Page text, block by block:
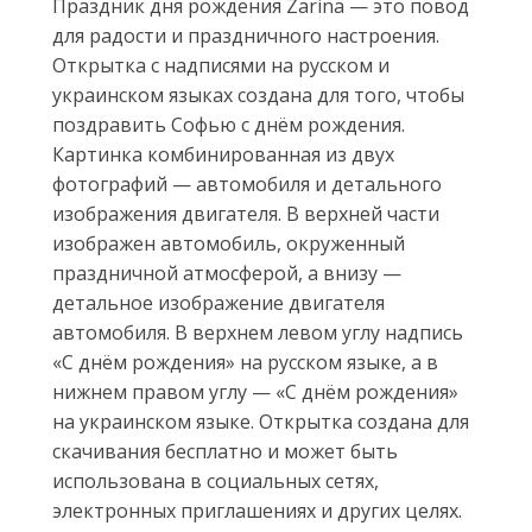
Праздник дня рождения Zarina — это повод
для радости и праздничного настроения.
Открытка с надписями на русском и
украинском языках создана для того, чтобы
поздравить Софью с днём рождения.
Картинка комбинированная из двух
фотографий — автомобиля и детального
изображения двигателя. В верхней части
изображен автомобиль, окруженный
праздничной атмосферой, а внизу —
детальное изображение двигателя
автомобиля. В верхнем левом углу надпись
«С днём рождения» на русском языке, а в
нижнем правом углу — «С днём рождения»
на украинском языке. Открытка создана для
скачивания бесплатно и может быть
использована в социальных сетях,
электронных приглашениях и других целях.